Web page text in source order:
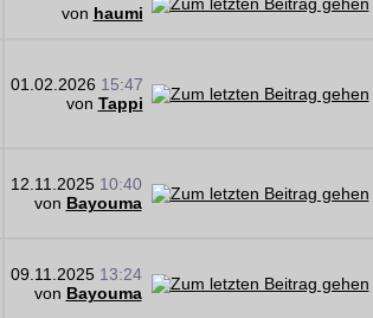
von haumi
01.02.2026 15:47
von Tappi
12.11.2025 10:40
von Bayouma
09.11.2025 13:24
von Bayouma